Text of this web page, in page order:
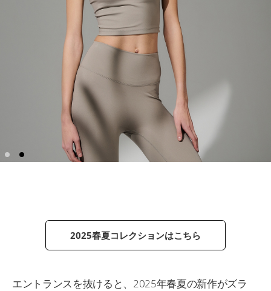
2025春夏コレクションはこちら
エントランスを抜けると、2025年春夏の新作がズラ